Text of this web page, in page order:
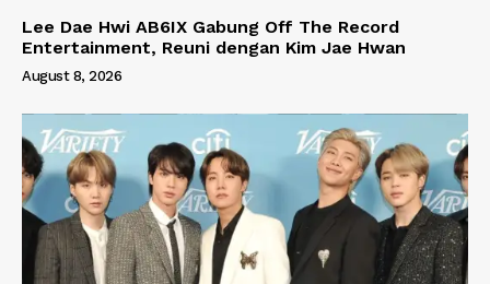
Lee Dae Hwi AB6IX Gabung Off The Record
Entertainment, Reuni dengan Kim Jae Hwan
August 8, 2026